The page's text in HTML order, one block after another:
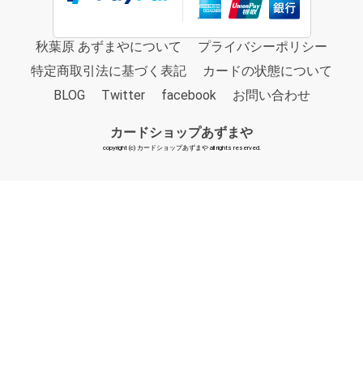
秋葉原 あずまやについて
プライバシーポリシー
特定商取引法に基づく表記
カードの状態について
BLOG
Twitter facebook お問い合わせ
カードショップあずまや
copyright (c) カードショップあずまや all rights reserved.